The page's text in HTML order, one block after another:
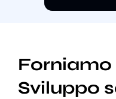
Forniamo
Sviluppo